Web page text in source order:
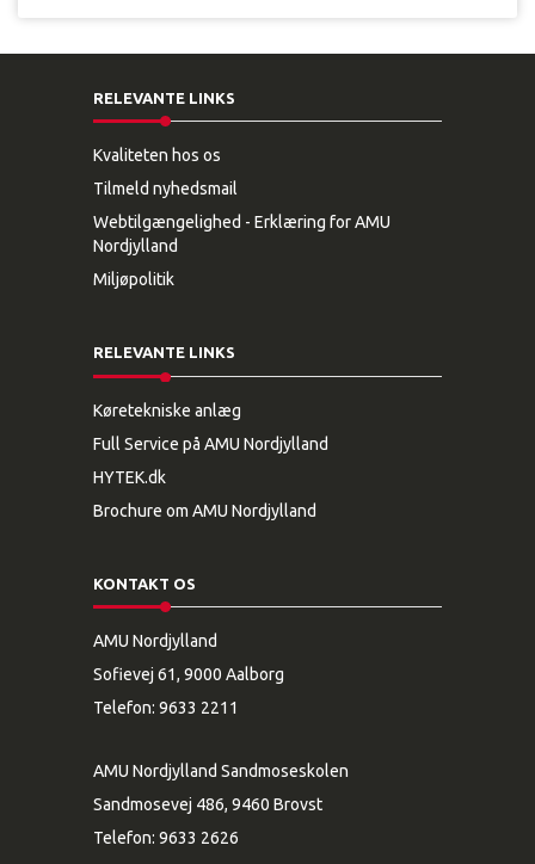
RELEVANTE LINKS
Kvaliteten hos os
Tilmeld nyhedsmail
Webtilgængelighed - Erklæring for AMU
Nordjylland
Miljøpolitik
RELEVANTE LINKS
Køretekniske anlæg
Full Service på AMU Nordjylland
HYTEK.dk
Brochure om AMU Nordjylland
KONTAKT OS
AMU Nordjylland
Sofievej 61, 9000 Aalborg
Telefon: 9633 2211
AMU Nordjylland Sandmoseskolen
Sandmosevej 486, 9460 Brovst
Telefon: 9633 2626